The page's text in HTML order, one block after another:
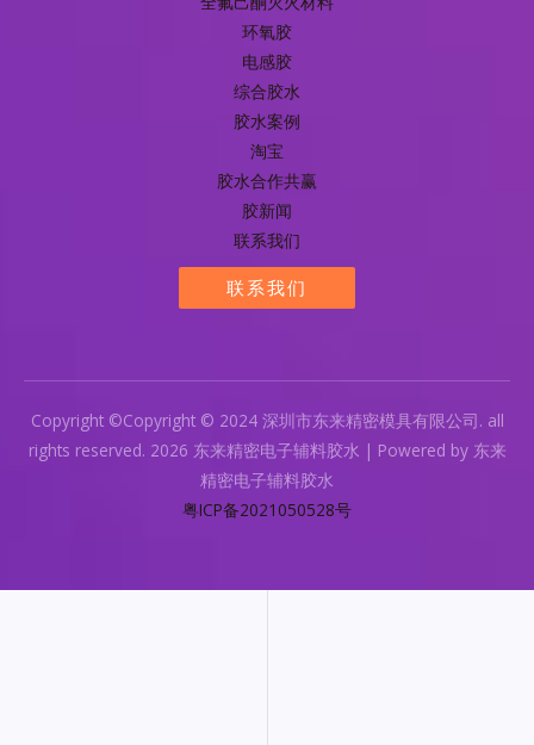
环氧胶
电感胶
综合胶水
胶水案例
淘宝
胶水合作共赢
胶新闻
联系我们
联系我们
Copyright ©Copyright © 2024 深圳市东来精密模具有限公司. all
rights reserved. 2026 东来精密电子辅料胶水 | Powered by 东来
精密电子辅料胶水
粤ICP备2021050528号